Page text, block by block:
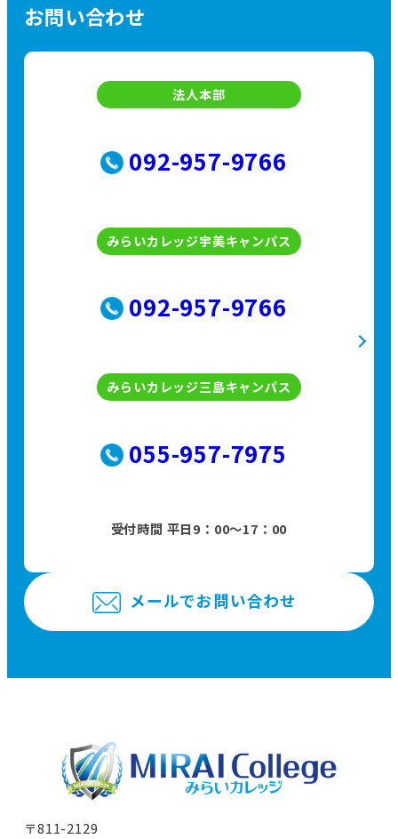
お問い合わせ
法人本部
092-957-9766
みらいカレッジ宇美キャンパス
092-957-9766
みらいカレッジ三島キャンパス
055-957-7975
受付時間 平日9：00〜17：00
メールでお問い合わせ
〒811-2129